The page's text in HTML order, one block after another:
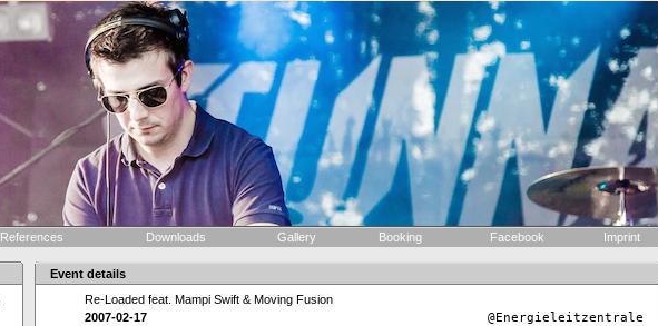
References Downloads Gallery Booking Facebook Imprint
Event details
Re-Loaded feat. Mampi Swift & Moving Fusion
2007-02-17
@Energieleitzentrale